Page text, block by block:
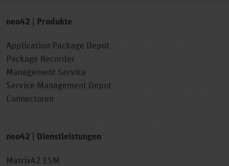
neo42 | Produkte
Application Package Depot
Package Recorder
Management Service
Service Management Depot
Connectoren
neo42 | Dienstleistungen
Matrix42 ESM